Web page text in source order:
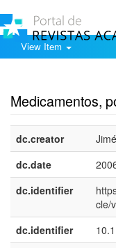
View Item
Medicamentos,
dc.creator
dc.date
dc.identifier
cle/
dc.identifier